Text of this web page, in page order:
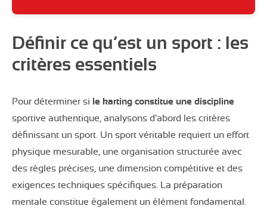
Définir ce qu’est un sport : les
critères essentiels
Pour déterminer si le karting constitue une discipline
sportive authentique, analysons d’abord les critères
définissant un sport. Un sport véritable requiert un effort
physique mesurable, une organisation structurée avec
des règles précises, une dimension compétitive et des
exigences techniques spécifiques. La préparation
mentale constitue également un élément fondamental.